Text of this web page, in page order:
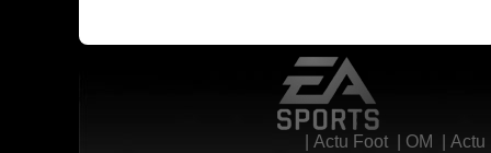
Actu Foot| OM Actu